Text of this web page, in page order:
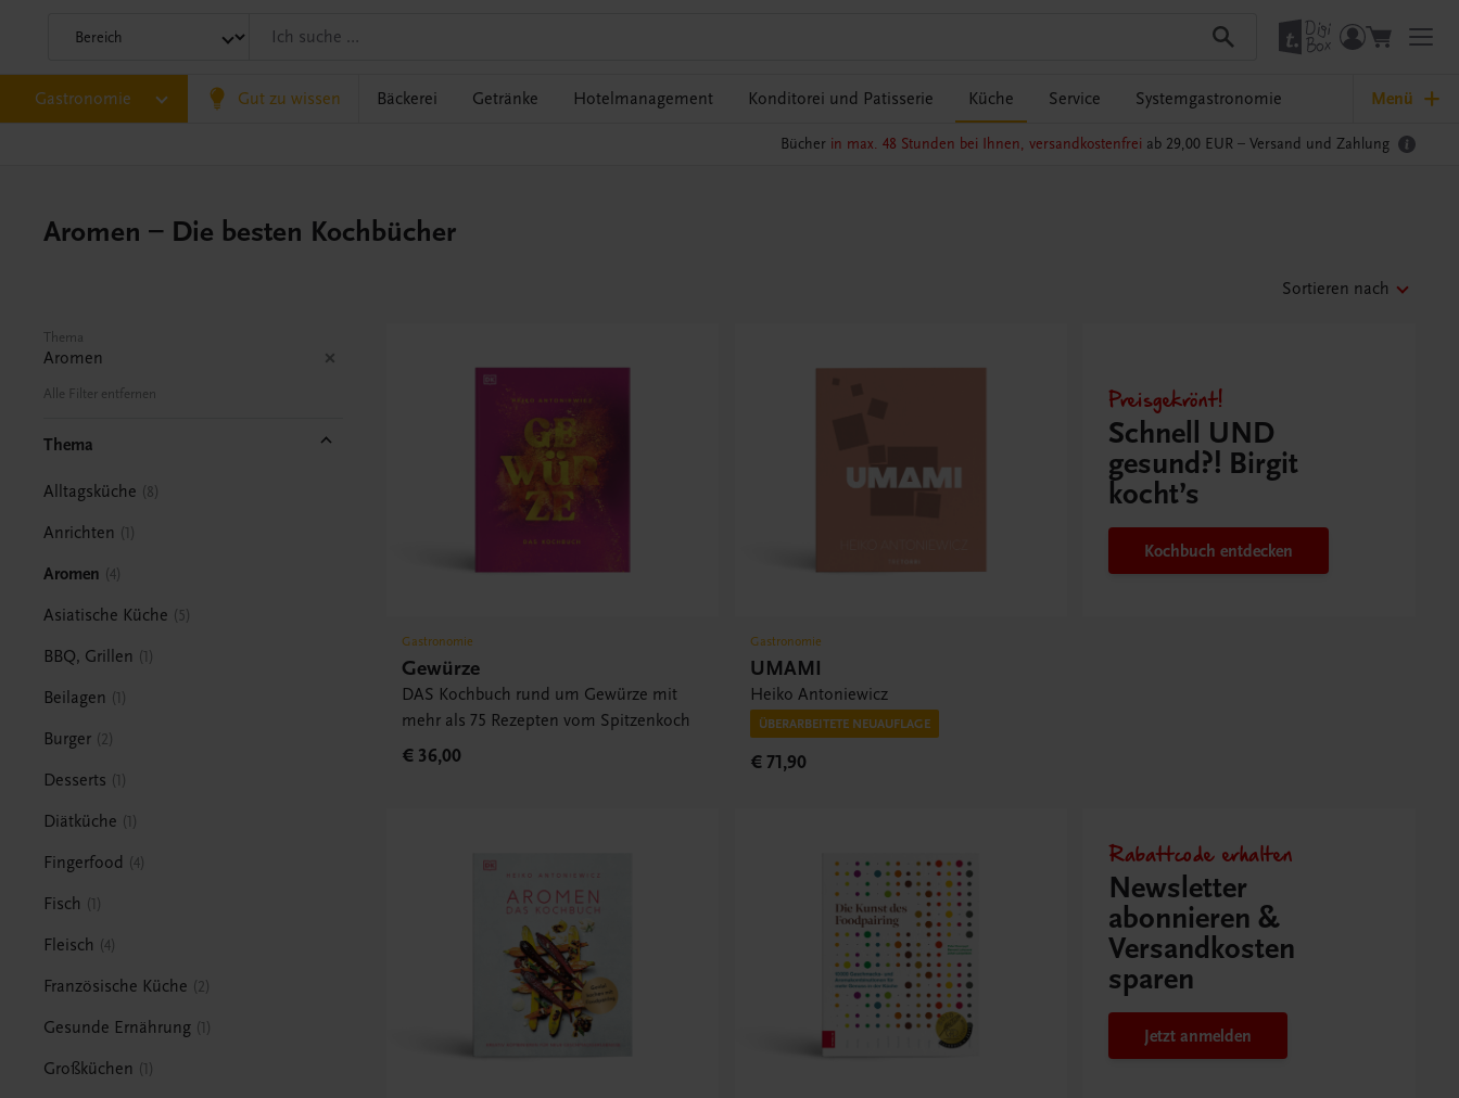
Gastronomie Gut zu wissen Bäckerei Getränke Hotelmanagement Konditorei und Patisserie Küche Service Systemgastronomie Menü
Bücher in max. 48 Stunden bei Ihnen, versandkostenfrei ab 29,00 EUR – Versand und Zahlung
Aromen – Die besten Kochbücher
Sortieren nach
Thema
Aromen
Alle Filter entfernen
Thema
Alltagsküche 8
Anrichten 1
Aromen 4
Asiatische Küche 5
BBQ, Grillen 1
Beilagen 1
Burger 2
Desserts 1
Diätküche 1
Fingerfood 4
Fisch 1
Fleisch 4
Französische Küche 2
Gesunde Ernährung 1
Großküchen 1
Gastronomie
Gewürze
DAS Kochbuch rund um Gewürze mit
mehr als 75 Rezepten vom Spitzenkoch
€ 36,00
Gastronomie
UMAMI
Heiko Antoniewicz
ÜBERARBEITETE NEUAUFLAGE
€ 71,90
Preisgekrönt!
Schnell UND
gesund?! Birgit
kocht’s
Kochbuch entdecken
Rabattcode erhalten
Newsletter
abonnieren &
Versandkosten
sparen
Jetzt anmelden